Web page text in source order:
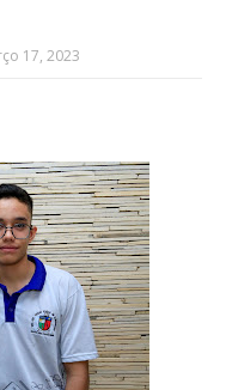
17, 2023